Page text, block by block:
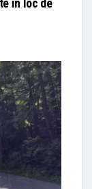
în loc de